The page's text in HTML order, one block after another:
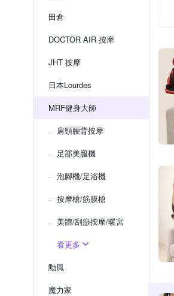
田倉
DOCTOR AIR 按摩
JHT 按摩
日本Lourdes
MRF健身大師
肩頸腰背按摩
足部美腿機
泡腳機/足浴機
按摩槍/筋膜槍
美體/刮痧按摩/暖宮
看更多
勳風
魔力家